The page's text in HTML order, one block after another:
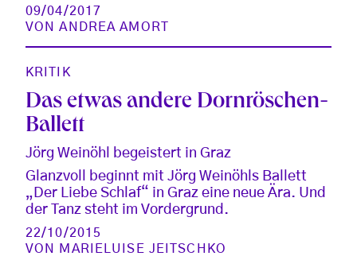
09/04/2017
VONANDREA AMORT
KRITIK
Das etwas andere Dornröschen-
Ballett
Jörg Weinöhl begeistert in Graz
Glanzvoll beginnt mit Jörg Weinöhls Ballett
„Der Liebe Schlaf“ in Graz eine neue Ära. Und
der Tanz steht im Vordergrund.
22/10/2015
VON MARIELUISE JEITSCHKO